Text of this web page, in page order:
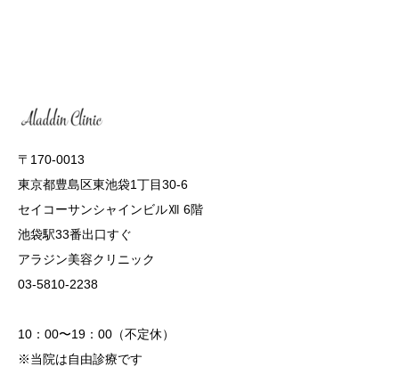
〒170-0013
東京都豊島区東池袋1丁目30-6
セイコーサンシャインビルⅫ 6階
池袋駅33番出口すぐ
アラジン美容クリニック
03-5810-2238
10：00〜19：00（不定休）
※当院は自由診療です